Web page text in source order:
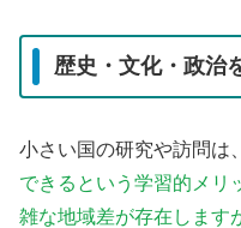
歴史・文化・政治
小さい国の研究や訪問は、
できるという学習的メリ
雑な地域差が存在します